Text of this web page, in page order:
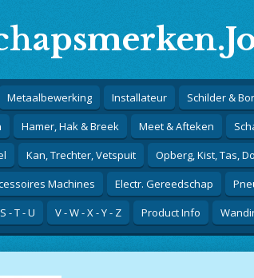
Metaalbewerking Installateur Schilder &
Hamer, Hak & Breek Meet & Afteken
Kan, Trechter, Vetspuit Opberg, Kist, Tas,
Machines Electr. Gereedschap
S - T - U V - W - X - Y - Z Product Info